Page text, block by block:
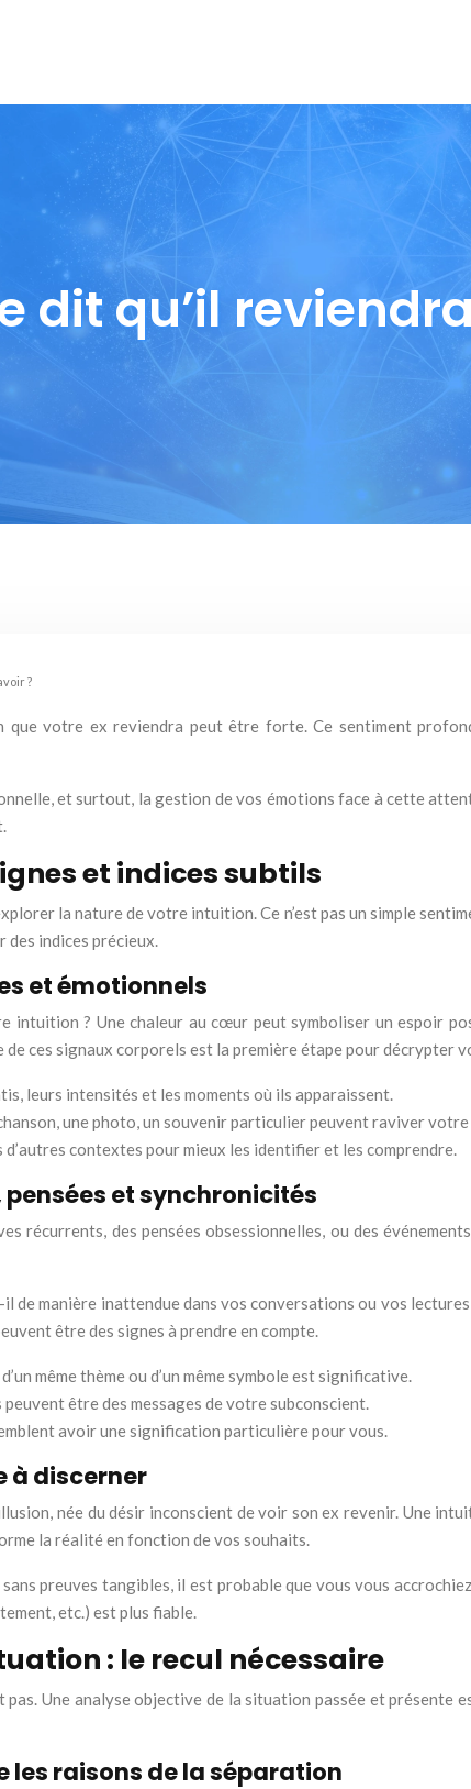
dit qu’il
?
que votre ex reviendra peut être forte. Ce sentiment
et surtout, la gestion de vos émotions face à cette
et indices subtils
la nature de votre intuition. Ce n’est pas un simple
indices précieux.
et émotionnels
intuition ? Une chaleur au cœur peut symboliser un espoir
ces signaux corporels est la première étape pour décrypter
leurs intensités et les moments où ils apparaissent.
une photo, un souvenir particulier peuvent raviver
d’autres contextes pour mieux les identifier et les comprendre.
et synchronicités
récurrents, des pensées obsessionnelles, ou des
de manière inattendue dans vos conversations ou vos
être des signes à prendre en compte.
même thème ou d’un même symbole est significative.
être des messages de votre subconscient.
avoir une signification particulière pour vous.
à discerner
née du désir inconscient de voir son ex revenir. Une
la réalité en fonction de vos souhaits.
preuves tangibles, il est probable que vous vous
etc.) est plus fiable.
: le recul nécessaire
Une analyse objective de la situation passée et présente
les raisons de la séparation